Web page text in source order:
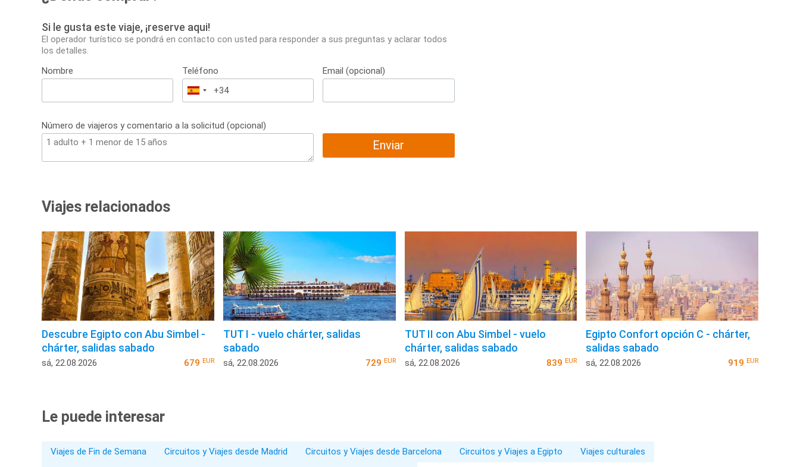
Si le gusta este viaje, ¡reserve aqui!
El operador turístico se pondrá en contacto con usted para responder a sus preguntas y aclarar todos
los detalles.
Nombre
Teléfono
España
+34
Email (opcional)
Número de viajeros y comentario a la solicitud (opcional)
Enviar
Viajes relacionados
Descubre Egipto con Abu Simbel -
chárter, salidas sabado
sá, 22.08.2026 679 EUR
TUT I - vuelo chárter, salidas
sabado
sá, 22.08.2026 729 EUR
TUT II con Abu Simbel - vuelo
chárter, salidas sabado
sá, 22.08.2026 839EUR
Egipto Confort opción C - chárter,
salidas sabado
sá, 22.08.2026 919 EUR
Le puede interesar
Viajes de Fin de Semana Circuitos y Viajes desde Madrid Circuitos y Viajes desde Barcelona Circuitos y Viajes a Egipto Viajes culturales